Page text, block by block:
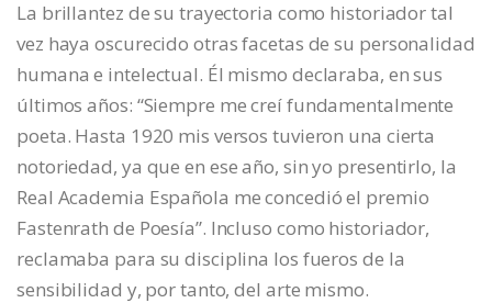
La brillantez de su trayectoria como historiador tal
vez haya oscurecido otras facetas de su personalidad
humana e intelectual. Él mismo declaraba, en sus
últimos años: “Siempre me creí fundamentalmente
poeta. Hasta 1920 mis versos tuvieron una cierta
notoriedad, ya que en ese año, sin yo presentirlo, la
Real Academia Española me concedió el premio
Fastenrath de Poesía”. Incluso como historiador,
reclamaba para su disciplina los fueros de la
sensibilidad y, por tanto, del arte mismo.